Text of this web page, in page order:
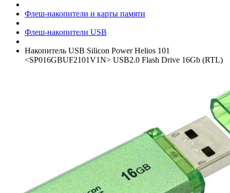
Флеш-накопители и карты памяти
Флеш-накопители USB
Накопитель USB Silicon Power Helios 101
<SP016GBUF2101V1N> USB2.0 Flash Drive 16Gb (RTL)